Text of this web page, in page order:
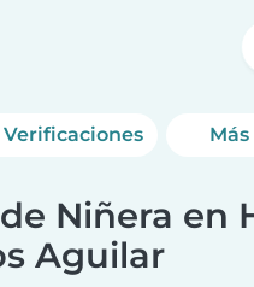
Verificaciones
Niñera en
Aguilar